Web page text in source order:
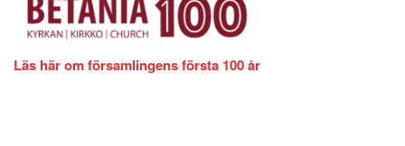
Läs här om församlingens första 100 år